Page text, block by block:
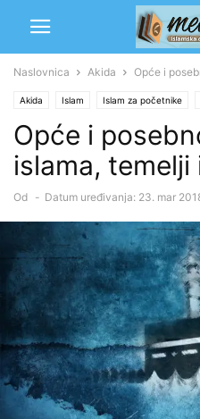
Naslovnica Akida Opće i
Akida Islam Islam za početnike
Opće i
islama, temelji
Od - Datum uređivanja: 23. mar